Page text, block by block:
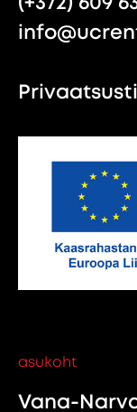
asukoht
Vana-